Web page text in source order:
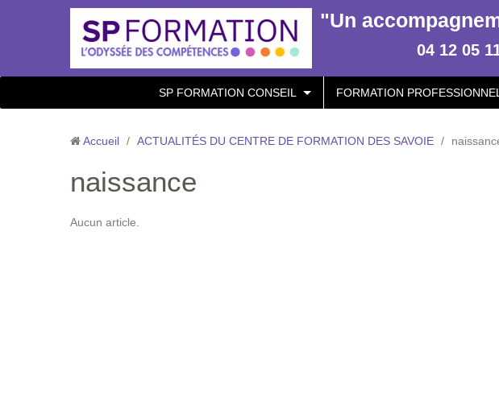
"Un
04 12 05
SP FORMATION CONSEIL FORMATION
Accueil / ACTUALITÉS DU CENTRE DE FORMATION DES SAVOIE /
naissance
Aucun article.